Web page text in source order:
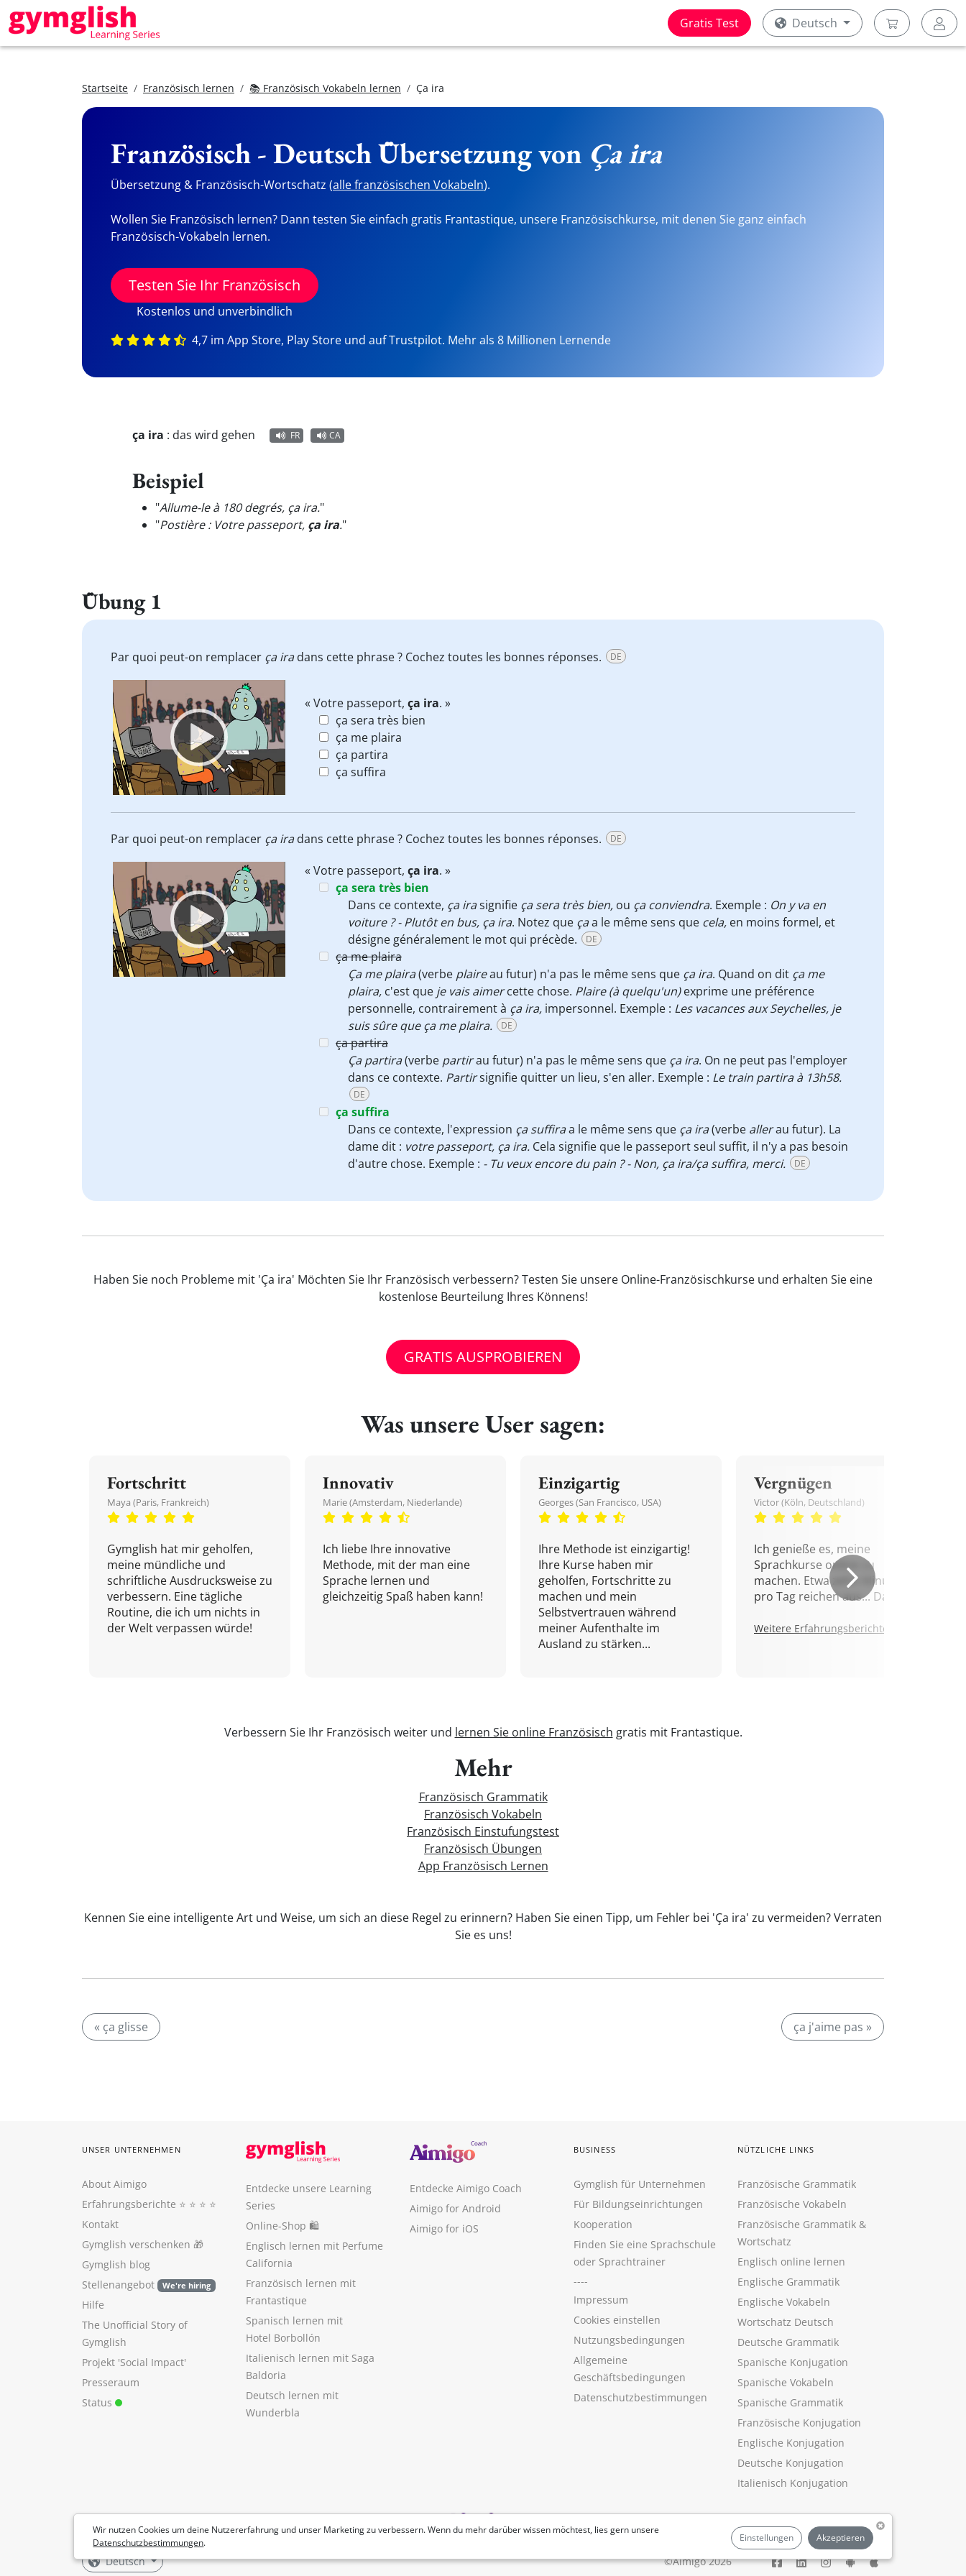
Gratis Test Deutsch
Startseite Französisch lernen 📚 Französisch Vokabeln lernen Ça ira
Französisch - Deutsch Übersetzung von Ça ira
Übersetzung & Französisch-Wortschatz (alle französischen Vokabeln).
Wollen Sie Französisch lernen? Dann testen Sie einfach gratis Frantastique, unsere Französischkurse, mit denen Sie ganz einfach
Französisch-Vokabeln lernen.
Testen Sie Ihr Französisch
Kostenlos und unverbindlich
4,7 im App Store, Play Store und auf Trustpilot. Mehr als 8 Millionen Lernende
ça ira : das wird gehen FR CA
Beispiel
"Allume-le à 180 degrés, ça ira."
"Postière : Votre passeport, ça ira."
Übung 1
Par quoi peut-on remplacer ça iradans cette phrase ? Cochez toutes les bonnes réponses. DE
Video
Player
« Votre passeport, ça ira. »
ça sera très bien
ça me plaira
ça partira
ça suffira
Par quoi peut-on remplacer ça iradans cette phrase ? Cochez toutes les bonnes réponses. DE
Video
Player
« Votre passeport, ça ira. »
ça sera très bien
Dans ce contexte, ça irasignifie ça sera très bien, ou ça conviendra. Exemple : On y va en
voiture ? - Plutôt en bus, ça ira. Notez que çaa le même sens que cela, en moins formel, et
désigne généralement le mot qui précède.
DE
ça me plaira
Ça me plaira(verbe plaireau futur) n'a pas le même sens que ça ira. Quand on dit ça me
plaira, c'est que je vais aimercette chose. Plaire (à quelqu'un)exprime une préférence
personnelle, contrairement à ça ira, impersonnel. Exemple : Les vacances aux Seychelles, je
suis sûre que ça me plaira.
DE
ça partira
Ça partira(verbe partirau futur) n'a pas le même sens que ça ira. On ne peut pas l'employer
dans ce contexte. Partirsignifie quitter un lieu, s'en aller. Exemple : Le train partira à 13h58.
DE
ça suffira
Dans ce contexte, l'expression ça suffiraa le même sens que ça ira(verbe allerau futur). La
dame dit : votre passeport, ça ira. Cela signifie que le passeport seul suffit, il n'y a pas besoin
d'autre chose. Exemple : - Tu veux encore du pain ? - Non, ça ira/ça suffira, merci. DE
Haben Sie noch Probleme mit 'Ça ira' Möchten Sie Ihr Französisch verbessern? Testen Sie unsere Online-Französischkurse und erhalten Sie eine
kostenlose Beurteilung Ihres Könnens!
GRATIS AUSPROBIEREN
Was unsere User sagen:
Fortschritt
Maya (Paris, Frankreich)
Gymglish hat mir geholfen,
meine mündliche und
schriftliche Ausdrucksweise zu
verbessern. Eine tägliche
Routine, die ich um nichts in
der Welt verpassen würde!
Innovativ
Marie (Amsterdam, Niederlande)
Ich liebe Ihre innovative
Methode, mit der man eine
Sprache lernen und
gleichzeitig Spaß haben kann!
Einzigartig
Georges (San Francisco, USA)
Ihre Methode ist einzigartig!
Ihre Kurse haben mir
geholfen, Fortschritte zu
machen und mein
Selbstvertrauen während
meiner Aufenthalte im
Ausland zu stärken...
Vergnügen
Victor (Köln, Deutschland)
Ich genieße es, meine
Sprachkurse online zu
machen. Etwa zehn Minuten
pro Tag reichen aus... Danke!
Weitere Erfahrungsberichte.
Verbessern Sie Ihr Französisch weiter und lernen Sie online Französisch gratis mit Frantastique.
Mehr
Französisch Grammatik
Französisch Vokabeln
Französisch Einstufungstest
Französisch Übungen
App Französisch Lernen
Kennen Sie eine intelligente Art und Weise, um sich an diese Regel zu erinnern? Haben Sie einen Tipp, um Fehler bei 'Ça ira' zu vermeiden? Verraten
Sie es uns!
« ça glisse ça j'aime pas »
Wir nutzen Cookies um deine Nutzererfahrung und unser Marketing zu verbessern. Wenn du mehr darüber wissen möchtest, lies gern unsere
Datenschutzbestimmungen. Einstellungen Akzeptieren
UNSER UNTERNEHMEN
About Aimigo
Erfahrungsberichte ⭐️ ⭐️ ⭐️ ⭐️
Kontakt
Gymglish verschenken 🎁
Gymglish blog
Stellenangebot
We're hiring
Hilfe
The Unofficial Story of
Gymglish
Projekt 'Social Impact'
Presseraum
Status
Entdecke unsere Learning
Series
Online-Shop 🛍
Englisch lernen mit Perfume
California
Französisch lernen mit
Frantastique
Spanisch lernen mit
Hotel Borbollón
Italienisch lernen mit Saga
Baldoria
Deutsch lernen mit
Wunderbla
Entdecke Aimigo Coach
Aimigo for Android
Aimigo for iOS
BUSINESS
Gymglish für Unternehmen
Für Bildungseinrichtungen
Kooperation
Finden Sie eine Sprachschule
oder Sprachtrainer
----
Impressum
Cookies einstellen
Nutzungsbedingungen
Allgemeine
Geschäftsbedingungen
Datenschutzbestimmungen
NÜTZLICHE LINKS
Französische Grammatik
Französische Vokabeln
Französische Grammatik &
Wortschatz
Englisch online lernen
Englische Grammatik
Englische Vokabeln
Wortschatz Deutsch
Deutsche Grammatik
Spanische Konjugation
Spanische Vokabeln
Spanische Grammatik
Französische Konjugation
Englische Konjugation
Deutsche Konjugation
Italienisch Konjugation
Deutsch ©Aimigo 2026